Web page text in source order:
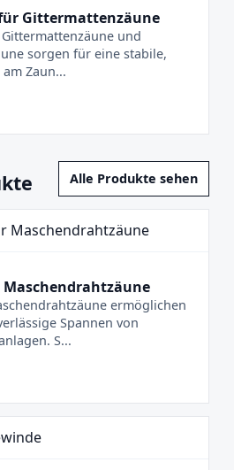
Gittermattenzäune
und
sorgen für eine stabile,
Zaun...
Alle Produkte sehen
ermöglichen
Spannen von
S...